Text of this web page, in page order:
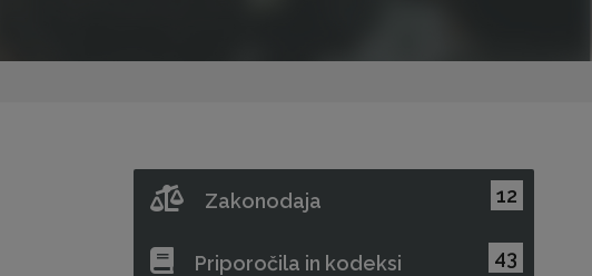
Zakonodaja 12
Priporočila in kodeksi 43